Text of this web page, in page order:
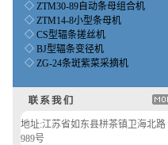
◇ ZTM30-89自动条母组合机
◇ ZTM14-8小型条母机
◇ CS型辐条搓丝机
◇ BJ型辐条变径机
◇ ZG-24条斑紫菜采摘机
地址:江苏省如东县栟茶镇卫海北路
989号